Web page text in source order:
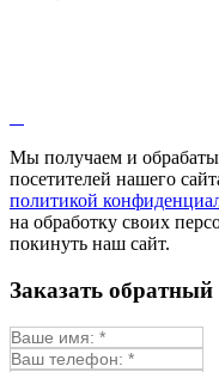
Мы получаем и
посетителей нашего
политикой
на обработку своих
покинуть наш сайт.
Заказать обратный